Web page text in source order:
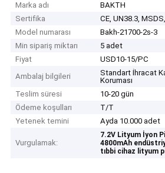
Marka adı
BAKTH
Sertifika
CE, UN38.3,
Model numarası
Bakh-21700-2s-3
Min sipariş miktarı
5 adet
Fiyat
USD10-15/PC
Ambalaj bilgileri
Standart İhracat
Koruması
Teslim süresi
10-20 gün
Ödeme koşulları
T/T
Yetenek temini
Ayda 10.000 adet
Vurgulamak:
7.2V Lityum İyon
4800mAh
tıbbi cihaz lityum